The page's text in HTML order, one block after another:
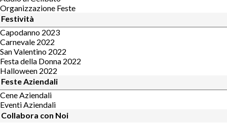
Organizzazione Feste
Festività
Capodanno 2023
Carnevale 2022
San Valentino 2022
Festa della Donna 2022
Halloween 2022
Feste Aziendali
Cene Aziendali
Eventi Aziendali
Collabora con Noi